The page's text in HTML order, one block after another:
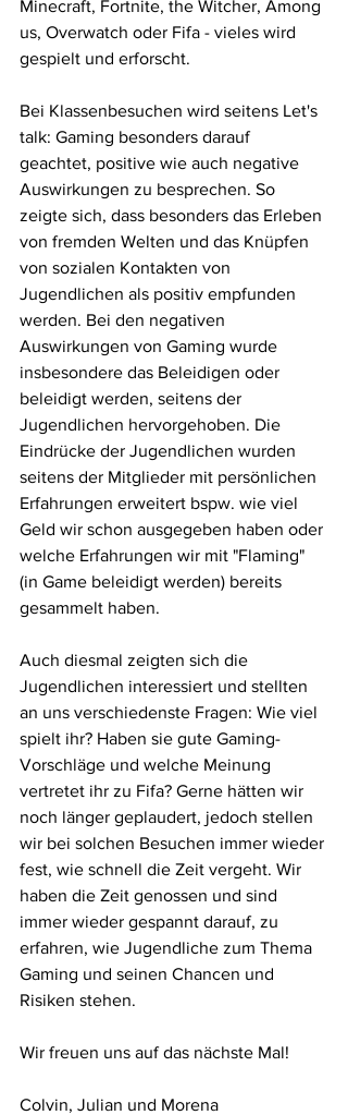
Minecraft, Fortnite, the Witcher, Among
us, Overwatch oder Fifa - vieles wird
gespielt und erforscht.
Bei Klassenbesuchen wird seitens Let's
talk: Gaming besonders darauf
geachtet, positive wie auch negative
Auswirkungen zu besprechen. So
zeigte sich, dass besonders das Erleben
von fremden Welten und das Knüpfen
von sozialen Kontakten von
Jugendlichen als positiv empfunden
werden. Bei den negativen
Auswirkungen von Gaming wurde
insbesondere das Beleidigen oder
beleidigt werden, seitens der
Jugendlichen hervorgehoben. Die
Eindrücke der Jugendlichen wurden
seitens der Mitglieder mit persönlichen
Erfahrungen erweitert bspw. wie viel
Geld wir schon ausgegeben haben oder
welche Erfahrungen wir mit "Flaming"
(in Game beleidigt werden) bereits
gesammelt haben.
Auch diesmal zeigten sich die
Jugendlichen interessiert und stellten
an uns verschiedenste Fragen: Wie viel
spielt ihr? Haben sie gute Gaming-
Vorschläge und welche Meinung
vertretet ihr zu Fifa? Gerne hätten wir
noch länger geplaudert, jedoch stellen
wir bei solchen Besuchen immer wieder
fest, wie schnell die Zeit vergeht. Wir
haben die Zeit genossen und sind
immer wieder gespannt darauf, zu
erfahren, wie Jugendliche zum Thema
Gaming und seinen Chancen und
Risiken stehen.
Wir freuen uns auf das nächste Mal!
Colvin, Julian und Morena